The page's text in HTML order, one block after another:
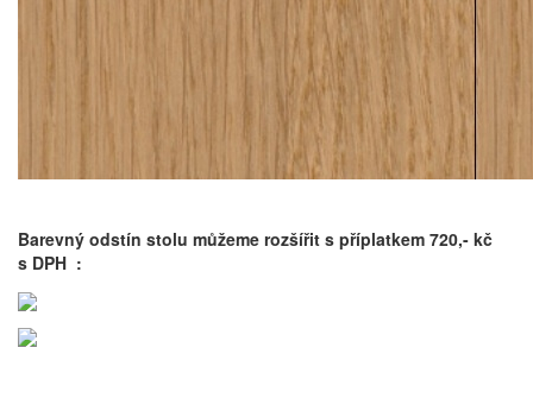
Barevný odstín stolu můžeme rozšířit s příplatkem 720,- kč
s DPH :